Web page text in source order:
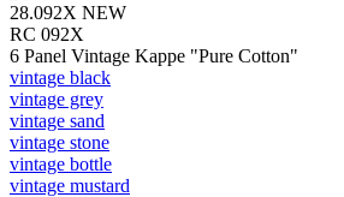
28.092X NEW
RC 092X
6 Panel Vintage Kappe "Pure Cotton"
vintage black
vintage grey
vintage sand
vintage stone
vintage bottle
vintage mustard